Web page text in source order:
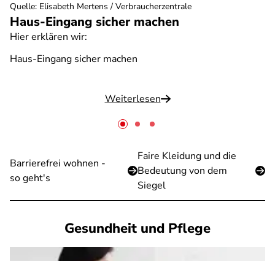
Haus-Eingang sicher machen
Hier erklären wir:
Haus-Eingang sicher machen
Weiterlesen
Quelle: Elisabeth Mertens / Verbraucherzentrale
Barrierefrei wohnen -
so geht's
Faire Kleidung und die
Bedeutung von dem
Siegel
Gesundheit und Pflege